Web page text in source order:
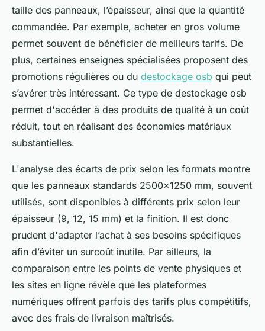
taille des panneaux, l’épaisseur, ainsi que la quantité
commandée. Par exemple, acheter en gros volume
permet souvent de bénéficier de meilleurs tarifs. De
plus, certaines enseignes spécialisées proposent des
promotions régulières ou du destockage osb qui peut
s’avérer très intéressant. Ce type de destockage osb
permet d'accéder à des produits de qualité à un coût
réduit, tout en réalisant des économies matériaux
substantielles.
L'analyse des écarts de prix selon les formats montre
que les panneaux standards 2500x1250 mm, souvent
utilisés, sont disponibles à différents prix selon leur
épaisseur (9, 12, 15 mm) et la finition. Il est donc
prudent d'adapter l’achat à ses besoins spécifiques
afin d’éviter un surcoût inutile. Par ailleurs, la
comparaison entre les points de vente physiques et
les sites en ligne révèle que les plateformes
numériques offrent parfois des tarifs plus compétitifs,
avec des frais de livraison maîtrisés.